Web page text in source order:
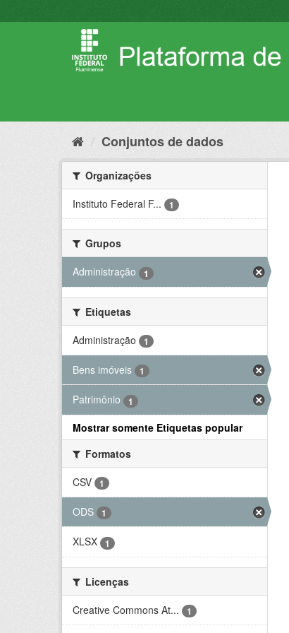
para
Conjuntos de dados
Organizações
Instituto Federal F...
1
Grupos
Administração
1
Etiquetas
Administração
1
Bens imóveis 1
Patrimônio 1
Mostrar somente Etiquetas popular
Formatos
CSV
1
ODS 1
XLSX 1
Licenças
Creative Commons At...
1